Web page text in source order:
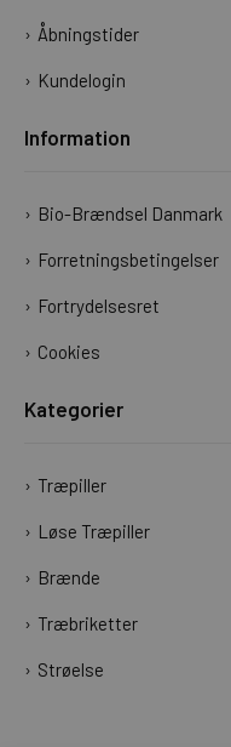
Åbningstider
Kundelogin
Information
Bio-Brændsel Danmark
Forretningsbetingelser
Fortrydelsesret
Cookies
Kategorier
Træpiller
Løse Træpiller
Brænde
Træbriketter
Strøelse